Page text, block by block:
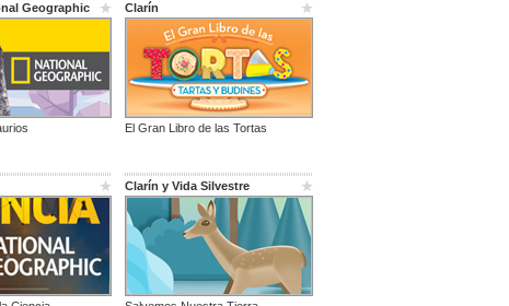
Geographic Clarín
El Gran Libro de las Tortas
Clarín y Vida Silvestre